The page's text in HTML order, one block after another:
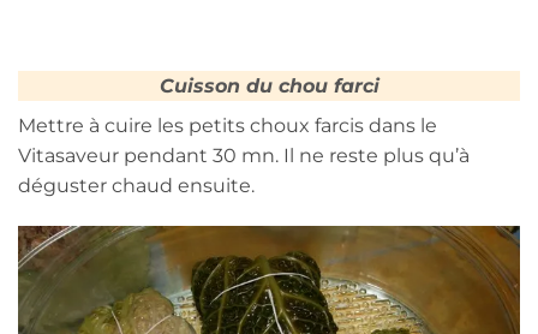
Cuisson du chou farci
Mettre à cuire les petits choux farcis dans le
Vitasaveur pendant 30 mn. Il ne reste plus qu’à
déguster chaud ensuite.